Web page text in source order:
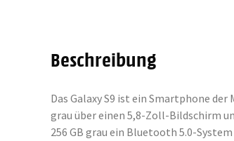
Beschreibung
Das Galaxy S9 ist ein Smartphone
grau über einen 5,8-Zoll-Bildschirm
256 GB grau ein Bluetooth 5.0-